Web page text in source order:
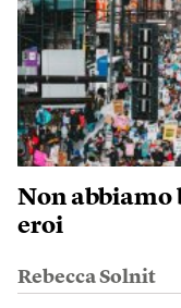
Non abbiamo
eroi
Rebecca Solnit